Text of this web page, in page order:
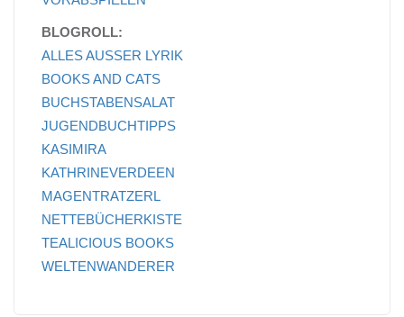
BLOGROLL:
ALLES AUSSER LYRIK
BOOKS AND CATS
BUCHSTABENSALAT
JUGENDBUCHTIPPS
KASIMIRA
KATHRINEVERDEEN
MAGENTRATZERL
NETTEBÜCHERKISTE
TEALICIOUS BOOKS
WELTENWANDERER